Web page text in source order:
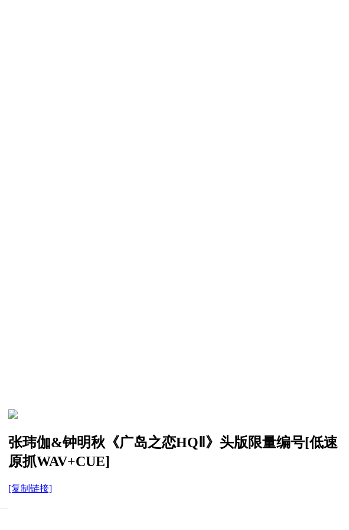
张玮伽&钟明秋《广岛之恋HQⅡ》头版限量编号[低速
原抓WAV+CUE]
[复制链接]